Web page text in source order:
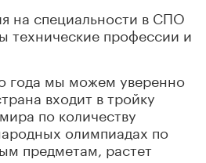
на специальности в СПО
технические профессии и
года мы можем уверенно
входит в тройку
по количеству
олимпиадах по
предметам, растет